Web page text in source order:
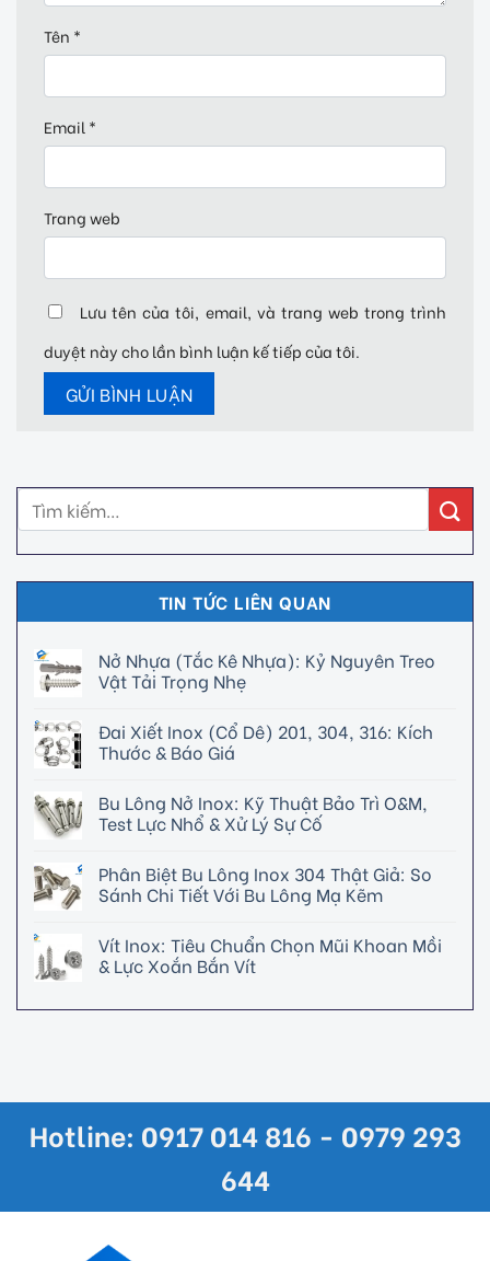
Tên *
Email*
Trang web
Lưu tên của tôi, email, và trang web trong trình
duyệt này cho lần bình luận kế tiếp của tôi.
TIN TỨC LIÊN QUAN
Nở Nhựa (Tắc Kê Nhựa): Kỷ Nguyên Treo
Vật Tải Trọng Nhẹ
Đai Xiết Inox (Cổ Dê) 201, 304, 316: Kích
Thước & Báo Giá
Bu Lông Nở Inox: Kỹ Thuật Bảo Trì O&M,
Test Lực Nhổ & Xử Lý Sự Cố
Phân Biệt Bu Lông Inox 304 Thật Giả: So
Sánh Chi Tiết Với Bu Lông Mạ Kẽm
Vít Inox: Tiêu Chuẩn Chọn Mũi Khoan Mồi
& Lực Xoắn Bắn Vít
Hotline: 0917 014 816 - 0979 293
644